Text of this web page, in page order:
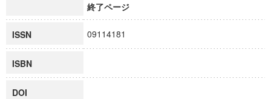
終了ページ
ISSN 09114181
ISBN
DOI